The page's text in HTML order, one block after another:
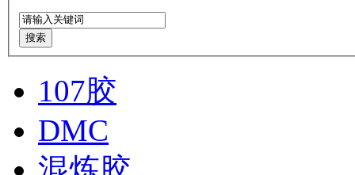
搜索
107胶
DMC